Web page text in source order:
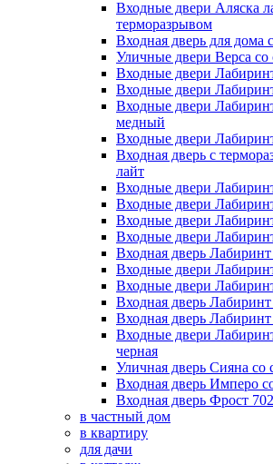
Входные двери Аляска
терморазрывом
Входная дверь для дома
Уличные двери Верса со
Входные двери
Входные двери
Входные двери
медный
Входные двери
Входная дверь с
лайт
Входные двери
Входные двери
Входные двери
Входные двери
Входная дверь
Входные двери
Входные двери
Входная дверь
Входная дверь
Входные двери
черная
Уличная дверь Сияна со
Входная дверь Имперо
Входная дверь Фрост
в частный дом
в квартиру
для дачи